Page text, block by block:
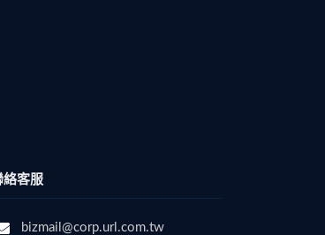
絡客服
bizmail@corp.url.com.tw